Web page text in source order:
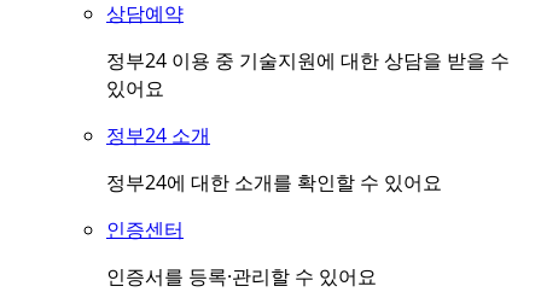
상담예약
정부24 이용 중 기술지원에 대한 상담을 받을 수
있어요
정부24 소개
정부24에 대한 소개를 확인할 수 있어요
인증센터
인증서를 등록·관리할 수 있어요